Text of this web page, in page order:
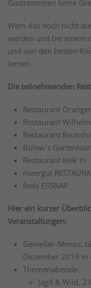
Gastronomen keine
Wem das noch nicht
werden und bei einem
und von den besten
lernen.
Die teilnehmenden
Restaurant
Restaurant
Restaurant
Bülow´s
Restaurant Kiek In
meergut
feels ESSBAR
Hier ein kurzer
Veranstaltungen:
Genießer-Menüs:
Dezember 2019 in
Themenabende:
Jagd & Wild,